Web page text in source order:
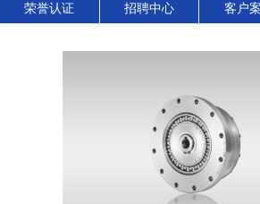
荣誉认证 招聘中心 客户